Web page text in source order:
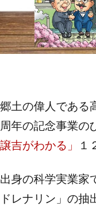
土の偉人である
年の記念事業の
吉がわかる」
１
身の科学実業家
レナリン」の抽